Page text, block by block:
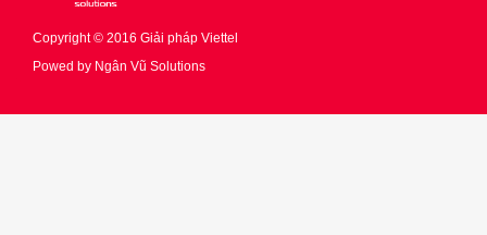
Copyright © 2016 Giải pháp Viettel
Powed by Ngân Vũ Solutions